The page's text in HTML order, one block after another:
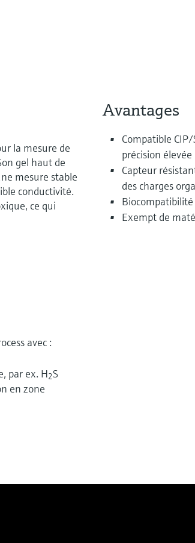
la mesure de
gel haut de
mesure stable
conductivité.
ce qui
avec :
par ex. H2S
en zone
Avantages
Compatible
précision élevée
Capteur
des charges
Exempt de